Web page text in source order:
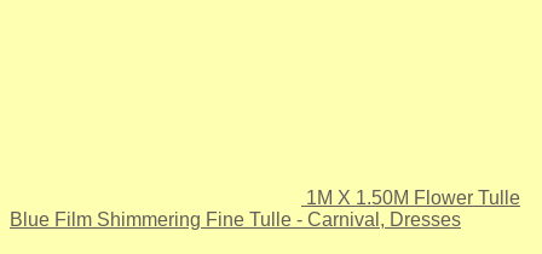
1M X 1.50M Flower Tulle
Blue Film Shimmering Fine Tulle - Carnival, Dresses